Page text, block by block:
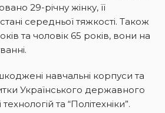
29-річну жінку, її
середньої тяжкості. Також
та чоловік 65 років, вони на
навчальні корпуси та
Українського державного
та “Політехніки”.